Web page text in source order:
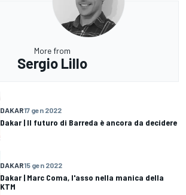
More from
Sergio Lillo
DAKAR17 gen 2022
Dakar | Il futuro di Barreda è ancora da decidere
DAKAR15 gen 2022
Dakar | Marc Coma, l'asso nella manica della
KTM